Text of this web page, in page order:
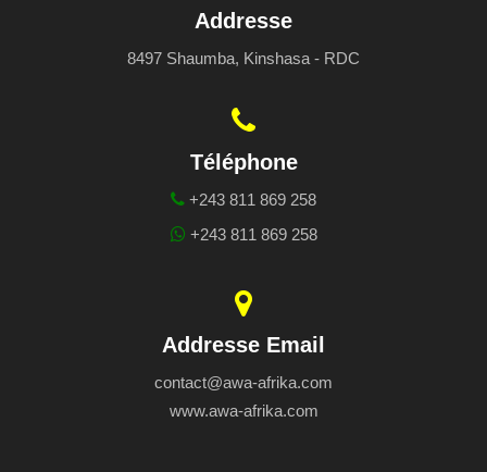
Addresse
8497 Shaumba, Kinshasa - RDC
Téléphone
+243 811 869 258
+243 811 869 258
Addresse Email
contact@awa-afrika.com
www.awa-afrika.com